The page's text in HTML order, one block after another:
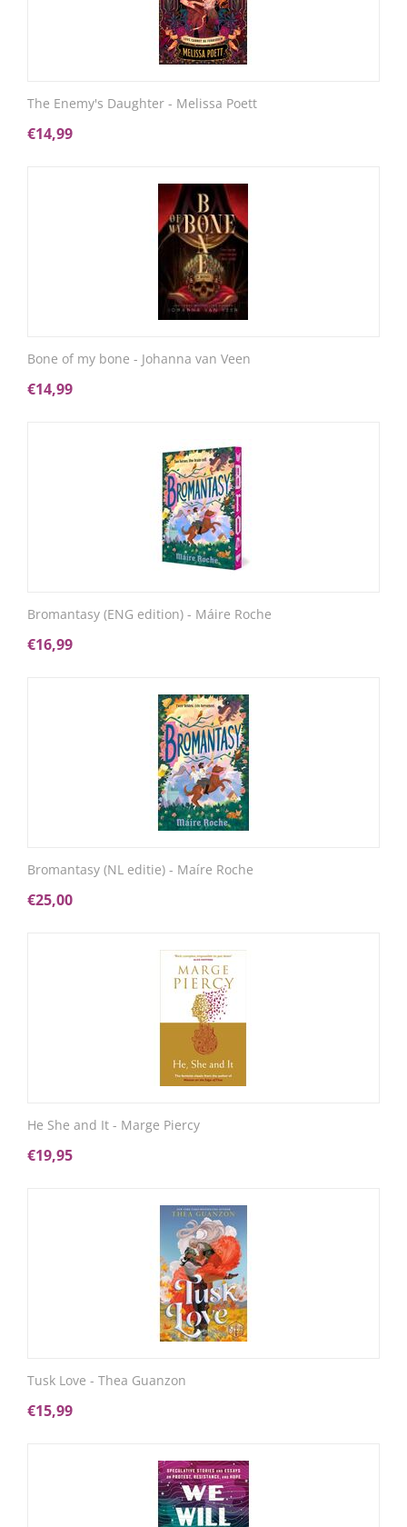
The Enemy's Daughter - Melissa Poett
€14,99
Bone of my bone - Johanna van Veen
€14,99
Bromantasy (ENG edition) - Máire Roche
€16,99
Bromantasy (NL editie) - Maíre Roche
€25,00
He She and It - Marge Piercy
€19,95
Tusk Love - Thea Guanzon
€15,99